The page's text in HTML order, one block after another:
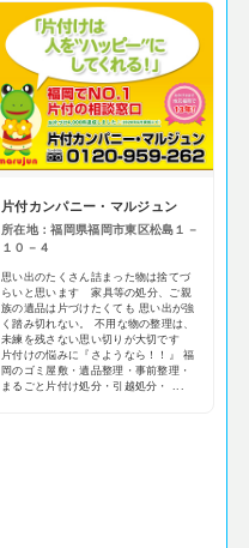
片付カンパニー・マルジュン
所在地：福岡県福岡市東区松島１－
１０－４
思い出のたくさん詰まった物は捨てづ
らいと思います 家具等の処分、ご親
族の遺品は片づけたくても 思い出が強
く踏み切れない。 不用な物の整理は、
未練を残さない思い切りが大切です
片付けの悩みに『さようなら！！』 福
岡のゴミ屋敷・遺品整理・事前整理・
まるごと片付け処分・引越処分・ ...